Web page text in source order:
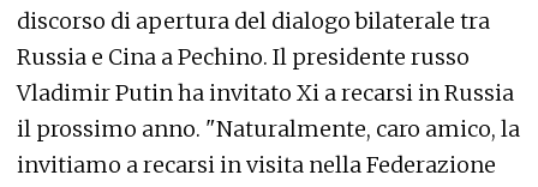
discorso di apertura del dialogo bilaterale tra
Russia e Cina a Pechino. Il presidente russo
Vladimir Putin ha invitato Xi a recarsi in Russia
il prossimo anno. "Naturalmente, caro amico, la
invitiamo a recarsi in visita nella Federazione